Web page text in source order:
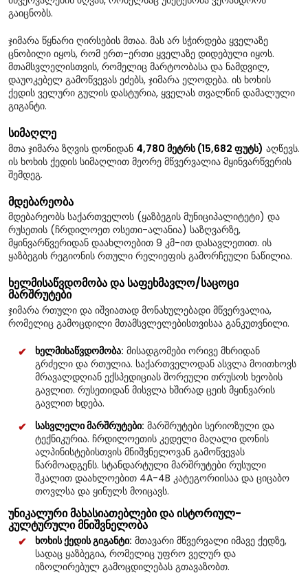
გაიცნობს.
ჯიმარა წყნარი ღირსების მთაა. მას არ სჭირდება ყველაზე
ცნობილი იყოს, რომ ერთ-ერთი ყველაზე დიდებული იყოს.
მთამსვლელისთვის, რომელიც მარტოობასა და ნამდვილ,
დაუოკებელ გამოწვევას ეძებს, ჯიმარა ელოდება. ის ხოხის
ქედის ველური გულის დასტურია, ყველას თვალწინ დამალული
გიგანტი.
სიმაღლე
მთა ჯიმარა ზღვის დონიდან 4,780 მეტრს (15,682 ფუტს) აღწევს.
ის ხოხის ქედის სიმაღლით მეორე მწვერვალია მყინვარწვერის
შემდეგ.
მდებარეობა
მდებარეობს საქართველოს (ყაზბეგის მუნიციპალიტეტი) და
რუსეთის (ჩრდილოეთ ოსეთი-ალანია) საზღვარზე,
მყინვარწვერიდან დაახლოებით 9 კმ-ით დასავლეთით. ის
ყაზბეგის რეგიონის რთული რელიეფის გამორჩეული ნაწილია.
ხელმისაწვდომობა და საფეხმავლო/საცოცი
მარშრუტები
ჯიმარა რთული და იშვიათად მონახულებადი მწვერვალია,
რომელიც გამოცდილი მთამსვლელებისთვისაა განკუთვნილი.
ხელმისაწვდომობა: მისადგომები ორივე მხრიდან
გრძელი და რთულია. საქართველოდან ასვლა მოითხოვს
მრავალდღიან ექსპედიციას შორეული თრუსოს ხეობის
გავლით. რუსეთიდან მისვლა ხშირად ცეის მყინვარის
გავლით ხდება.
სასვლელი მარშრუტები: მარშრუტები სერიოზული და
ტექნიკურია. ჩრდილოეთის კედელი მაღალი დონის
ალპინისტებისთვის მნიშვნელოვან გამოწვევას
წარმოადგენს. სტანდარტული მარშრუტები რუსული
შკალით დაახლოებით 4A-4B კატეგორიისაა და ციცაბო
თოვლსა და ყინულს მოიცავს.
უნიკალური მახასიათებლები და ისტორიულ-
კულტურული მნიშვნელობა
ხოხის ქედის გიგანტი: მთავარი მწვერვალი იმავე ქედზე,
სადაც ყაზბეგია, რომელიც უფრო ველურ და
იზოლირებულ გამოცდილებას გთავაზობთ.